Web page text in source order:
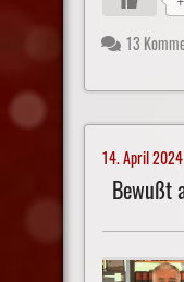
13
14. April 2024
Bewußt